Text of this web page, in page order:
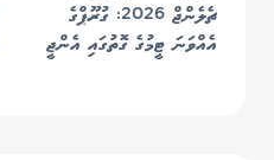
ޗެލެންޖް 2026: ގުރޫޕްގެ
އެއްވަނަ ޓީމުގެ ގޮތުގައި އެންޖީ